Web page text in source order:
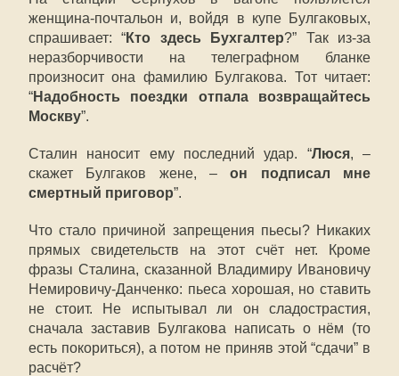
женщина-почтальон и, войдя в купе Булгаковых,
спрашивает: “Кто здесь Бухгалтер?” Так из-за
неразборчивости на телеграфном бланке
произносит она фамилию Булгакова. Тот читает:
“Надобность поездки отпала возвращайтесь
Москву”.
Сталин наносит ему последний удар. “Люся, –
скажет Булгаков жене, –он подписал мне
смертный приговор”.
Что стало причиной запрещения пьесы? Никаких
прямых свидетельств на этот счёт нет. Кроме
фразы Сталина, сказанной Владимиру Ивановичу
Немировичу-Данченко: пьеса хорошая, но ставить
не стоит. Не испытывал ли он сладострастия,
сначала заставив Булгакова написать о нём (то
есть покориться), а потом не приняв этой “сдачи” в
расчёт?